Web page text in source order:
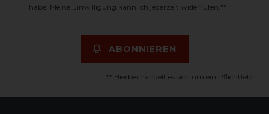
habe. Meine Einwilligung kann ich jederzeit widerrufen.**
ABONNIEREN
** Hierbei handelt es sich um ein Pflichtfeld.